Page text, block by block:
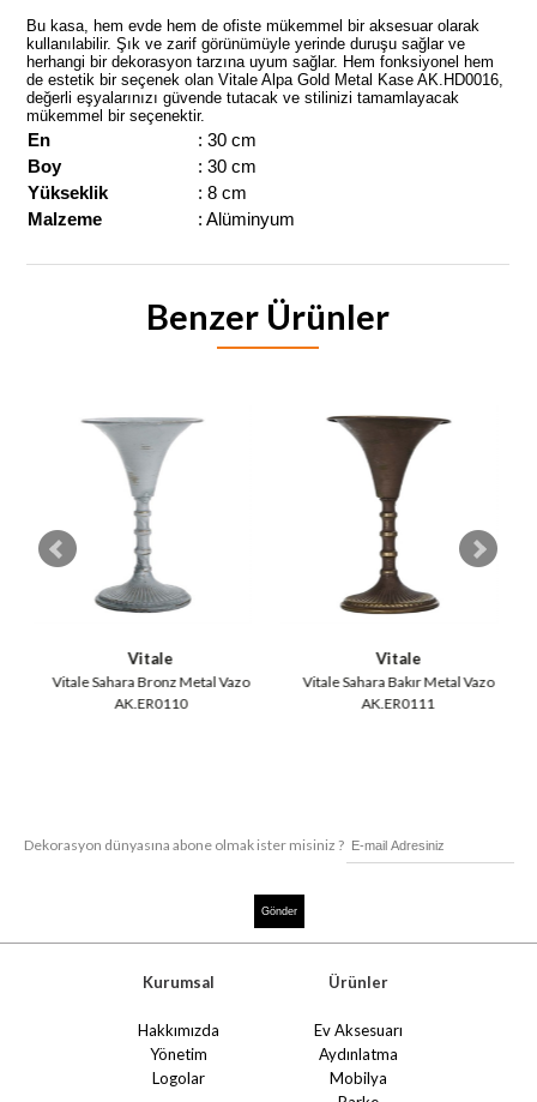
Bu kasa, hem evde hem de ofiste mükemmel bir aksesuar olarak
kullanılabilir. Şık ve zarif görünümüyle yerinde duruşu sağlar ve
herhangi bir dekorasyon tarzına uyum sağlar. Hem fonksiyonel hem
de estetik bir seçenek olan Vitale Alpa Gold Metal Kase AK.HD0016,
değerli eşyalarınızı güvende tutacak ve stilinizi tamamlayacak
mükemmel bir seçenektir.
En
: 30 cm
Boy
: 30 cm
Yükseklik
: 8 cm
Malzeme
: Alüminyum
Benzer Ürünler
Vitale
Vitale Sahara Bronz Metal Vazo
AK.ER0110
Vitale
Vitale Sahara Bakır Metal Vazo
AK.ER0111
Dekorasyon dünyasına abone olmak ister misiniz ?
Kurumsal
Hakkımızda
Yönetim
Logolar
Ürünler
Ev Aksesuarı
Aydınlatma
Mobilya